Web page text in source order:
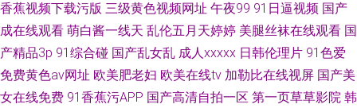
香蕉视频下载污版 三级黄色视频网址 午夜99 91日逼视频 国产
成在线观看 萌白酱一线天 乱伦五月天婷婷 美腿丝袜在线观看 国
产精品3p 91综合碰 国产乱女乱 成人xxxxx 日韩伦理片 91色爱
免费黄色av网址 欧美肥老妇 欧美在线tv 加勒比在线视屏 国产美
女在线免费 91香蕉污APP 国产高清自拍一区 第一页草草影院 韩